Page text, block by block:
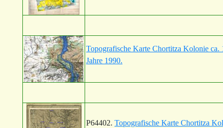
Topografische Karte Chortitza Kolonie ca.
Jahre 1990.
P64402. Topografische Karte Chortitza